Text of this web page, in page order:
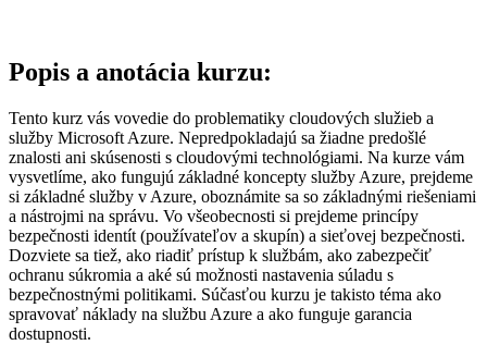
Popis a anotácia kurzu:
Tento kurz vás vovedie do problematiky cloudových služieb a
služby Microsoft Azure. Nepredpokladajú sa žiadne predošlé
znalosti ani skúsenosti s cloudovými technológiami. Na kurze vám
vysvetlíme, ako fungujú základné koncepty služby Azure, prejdeme
si základné služby v Azure, oboznámite sa so základnými riešeniami
a nástrojmi na správu. Vo všeobecnosti si prejdeme princípy
bezpečnosti identít (používateľov a skupín) a sieťovej bezpečnosti.
Dozviete sa tiež, ako riadiť prístup k službám, ako zabezpečiť
ochranu súkromia a aké sú možnosti nastavenia súladu s
bezpečnostnými politikami. Súčasťou kurzu je takisto téma ako
spravovať náklady na službu Azure a ako funguje garancia
dostupnosti.